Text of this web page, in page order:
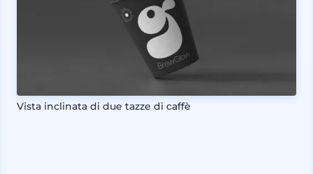
Vista inclinata di due tazze di caffè